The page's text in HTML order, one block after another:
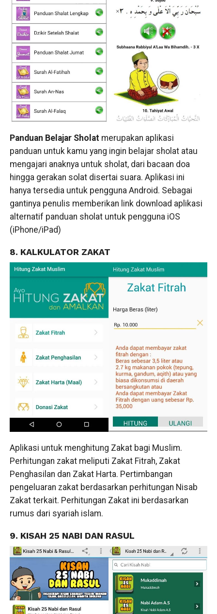
Panduan Belajar Sholatmerupakan aplikasi
panduan untuk kamu yang ingin belajar sholat atau
mengajari anaknya untuk sholat, dari bacaan doa
hingga gerakan solat disertai suara. Aplikasi ini
hanya tersedia untuk pengguna Android. Sebagai
gantinya penulis memberikan link download aplikasi
alternatif panduan sholat untuk pengguna iOS
(iPhone/iPad)
8. KALKULATOR ZAKAT
Aplikasi untuk menghitung Zakat bagi Muslim.
Perhitungan zakat meliputi Zakat Fitrah, Zakat
Penghasilan dan Zakat Harta. Pertimbangan
pengeluaran zakat berdasarkan perhitungan Nisab
Zakat terkait. Perhitungan Zakat ini berdasarkan
rumus dari syariah islam.
9. KISAH 25 NABI DAN RASUL